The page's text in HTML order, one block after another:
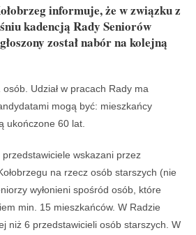
informuje, że w związku z
kadencją Rady Seniorów
został nabór na kolejną
Udział w pracach Rady ma
mogą być: mieszkańcy
ukończone 60 lat.
wskazani przez
na rzecz osób starszych (nie
wyłonieni spośród osób, które
min. 15 mieszkańców. W Radzie
niż 6 przedstawicieli osób starszych. W